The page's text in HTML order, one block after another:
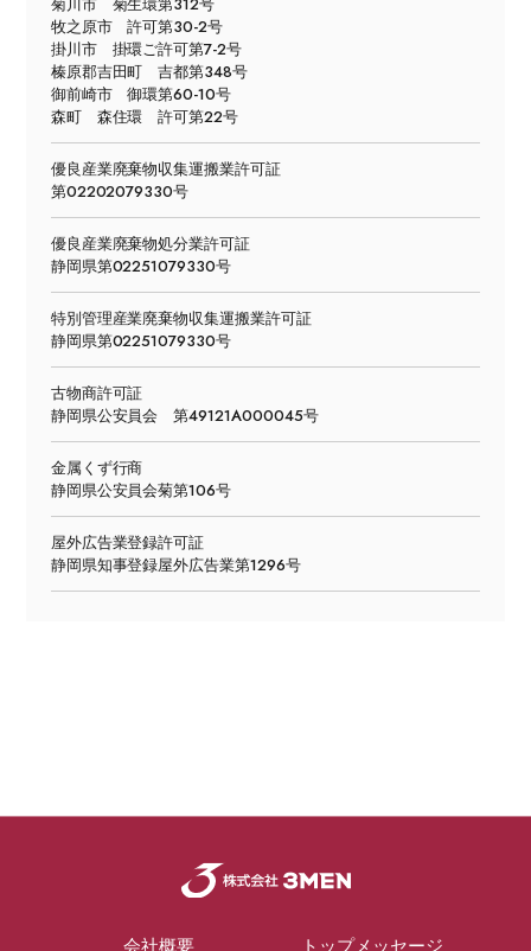
牧之原市 許可第30-2号
掛川市 掛環ご許可第7-2号
榛原郡吉田町 吉都第348号
御前崎市 御環第60-10号
森町 森住環 許可第22号
優良産業廃棄物収集運搬業許可証
第02202079330号
優良産業廃棄物処分業許可証
静岡県第02251079330号
特別管理産業廃棄物収集運搬業許可証
静岡県第02251079330号
古物商許可証
静岡県公安員会 第49121A000045号
金属くず行商
静岡県公安員会菊第106号
屋外広告業登録許可証
静岡県知事登録屋外広告業第1296号